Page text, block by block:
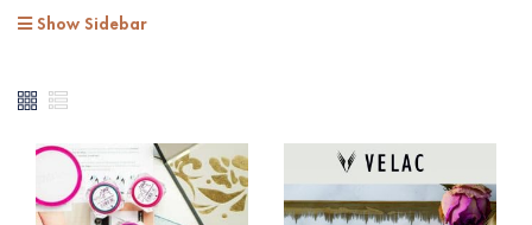
Show Sidebar